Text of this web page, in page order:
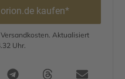
kaufen*
Aktualisiert
Uhr.